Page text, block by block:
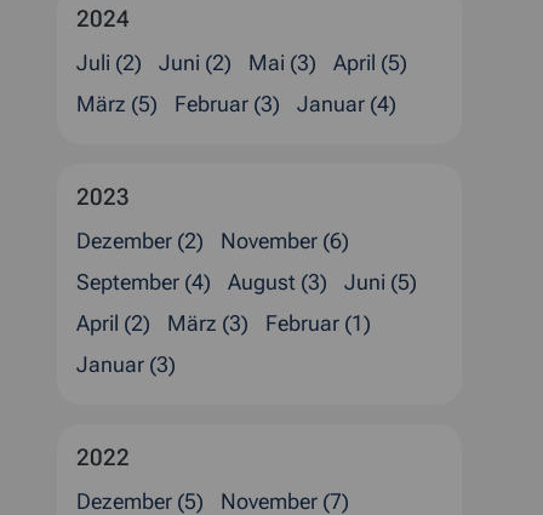
2024
Juli (2) Juni (2) Mai (3)
April (5)
März (5)
Februar (3) Januar (4)
2023
Dezember (2)
November (6)
September (4)
August (3)
Juni (5)
April (2)
März (3)
Februar (1)
Januar (3)
2022
Dezember (5)
November (7)